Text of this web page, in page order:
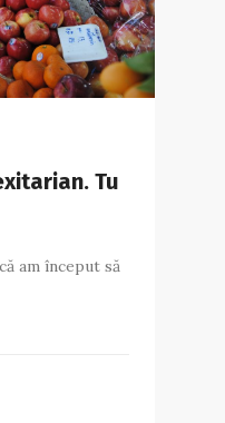
Tu
am început să